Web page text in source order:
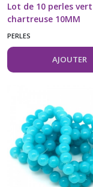
Lot de 10 perles vert
chartreuse 10MM
PERLES
AJOUTER